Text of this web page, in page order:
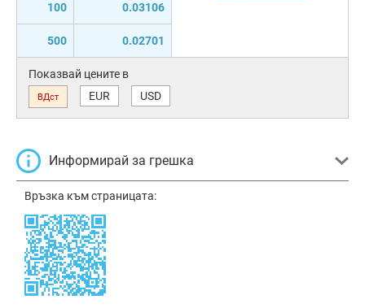
100 0.03106
500 0.02701
Показвай цените в
ВДст EUR USD
Информирай за грешка
Връзка към страницата: